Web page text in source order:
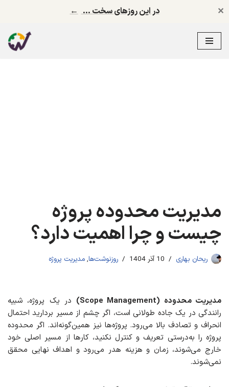
در این روزهای سخت … ← ✕
پرش
مدیریت محدوده پروژه
چیست و چرا اهمیت دارد؟
ریحان بهاری 10 آذر 1404 روزنوشت‌ها,مدیریت پروژه
مدیریت محدوده (Scope Management)
در یک پروژه، شبیه
رانندگی در یک جاده طولانی است، اگر چشم از مسیر بردارید احتمال
انحراف و تصادف بالا می‌رود. پروژه‌ها نیز همین‌گونه‌اند. اگر محدوده
پروژه را به‌درستی تعریف و کنترل نکنید، کارها از مسیر اصلی خود
خارج می‌شوند، زمان و هزینه هدر می‌رود و اهداف نهایی محقق
نمی‌شوند.